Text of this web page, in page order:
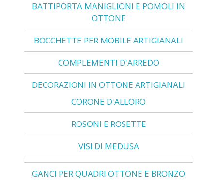
BATTIPORTA MANIGLIONI E POMOLI IN
OTTONE
BOCCHETTE PER MOBILE ARTIGIANALI
COMPLEMENTI D'ARREDO
DECORAZIONI IN OTTONE ARTIGIANALI
CORONE D'ALLORO
ROSONI E ROSETTE
VISI DI MEDUSA
GANCI PER QUADRI OTTONE E BRONZO